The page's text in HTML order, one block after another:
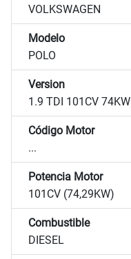
VOLKSWAGEN
Modelo
POLO
Version
1.9 TDI 101CV 74KW
Código Motor
...
Potencia Motor
101CV (74,29KW)
Combustible
DIESEL